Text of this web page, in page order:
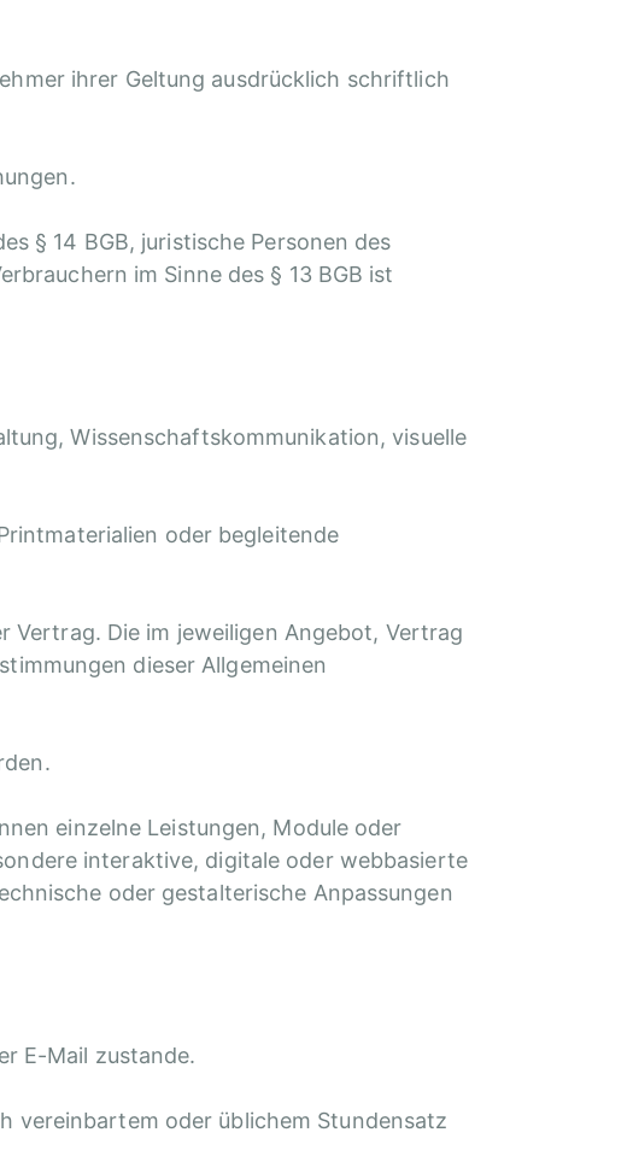
ihrer Geltung ausdrücklich schriftlich
§ 14 BGB, juristische Personen des
im Sinne des § 13 BGB ist
Wissenschaftskommunikation, visuelle
oder begleitende
Die im jeweiligen Angebot, Vertrag
dieser Allgemeinen
einzelne Leistungen, Module oder
interaktive, digitale oder webbasierte
oder gestalterische Anpassungen
E-Mail zustande.
vereinbartem oder üblichem Stundensatz